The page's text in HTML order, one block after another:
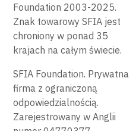
Foundation 2003-2025.
Znak towarowy SFIA jest
chroniony w ponad 35
krajach na całym świecie.
SFIA Foundation. Prywatna
firma z ograniczoną
odpowiedzialnością.
Zarejestrowany w Anglii